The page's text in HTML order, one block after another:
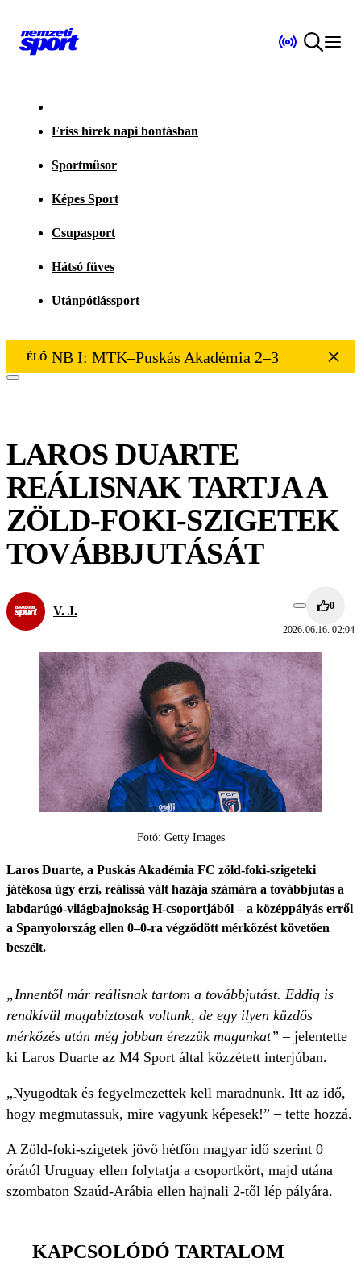
Friss hírek napi bontásban
Sportműsor
Képes Sport
Csupasport
Hátsó füves
Utánpótlássport
ÉLŐ NB I: MTK–Puskás Akadémia 2–3
LAROS DUARTE
REÁLISNAK TARTJA A
ZÖLD-FOKI-SZIGETEK
TOVÁBBJUTÁSÁT
V. J. 0
2026.06.16. 02:04
Fotó: Getty Images
Laros Duarte, a Puskás Akadémia FC zöld-foki-szigeteki
játékosa úgy érzi, reálissá vált hazája számára a továbbjutás a
labdarúgó-világbajnokság H-csoportjából – a középpályás erről
a Spanyolország ellen 0–0-ra végződött mérkőzést követően
beszélt.
„Innentől már reálisnak tartom a továbbjutást. Eddig is
rendkívül magabiztosak voltunk, de egy ilyen küzdős
mérkőzés után még jobban érezzük magunkat”– jelentette
ki Laros Duarte az M4 Sport által közzétett interjúban.
„Nyugodtak és fegyelmezettek kell maradnunk. Itt az idő,
hogy megmutassuk, mire vagyunk képesek!” – tette hozzá.
A Zöld-foki-szigetek jövő hétfőn magyar idő szerint 0
órától Uruguay ellen folytatja a csoportkört, majd utána
szombaton Szaúd-Arábia ellen hajnali 2-től lép pályára.
KAPCSOLÓDÓ TARTALOM